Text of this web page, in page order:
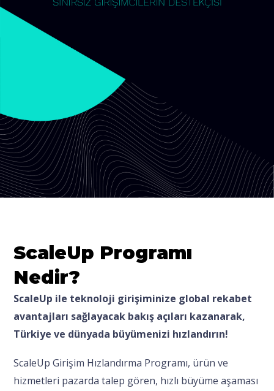
ScaleUp Programı
Nedir?
ScaleUp ile teknoloji girişiminize global rekabet
avantajları sağlayacak bakış açıları kazanarak,
Türkiye ve dünyada büyümenizi hızlandırın!
ScaleUp Girişim Hızlandırma Programı, ürün ve
hizmetleri pazarda talep gören, hızlı büyüme aşaması